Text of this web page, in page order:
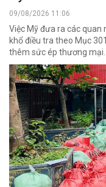
09/08/2026 11:06
Việc Mỹ đưa ra các quan
khổ điều tra theo Mục
thêm sức ép thương mại.